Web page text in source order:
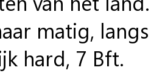
matig,
hard, 7 Bft.